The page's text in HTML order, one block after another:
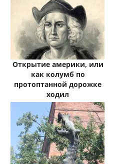
Открытие америки, или
как колумб по
протоптанной дорожке
ходил